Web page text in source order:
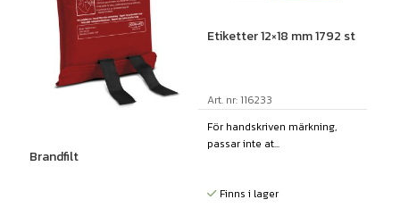
Brandfilt
Etiketter 12×18 mm 1792 st
Art. nr: 116233
För handskriven märkning,
passar inte at...
Finns i lager